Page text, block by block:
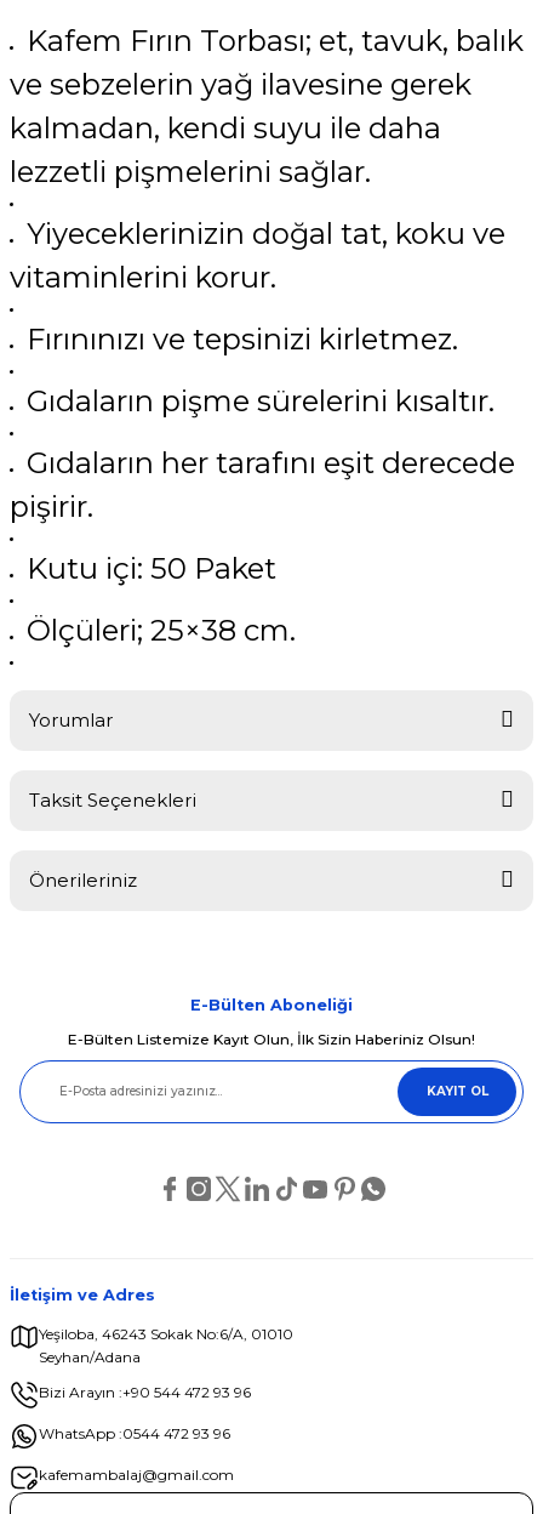
Kafem Fırın Torbası; et, tavuk, balık
ve sebzelerin yağ ilavesine gerek
kalmadan, kendi suyu ile daha
lezzetli pişmelerini sağlar.
Yiyeceklerinizin doğal tat, koku ve
vitaminlerini korur.
Fırınınızı ve tepsinizi kirletmez.
Gıdaların pişme sürelerini kısaltır.
Gıdaların her tarafını eşit derecede
pişirir.
Kutu içi: 50 Paket
Ölçüleri; 25×38 cm.
Yorumlar
Taksit Seçenekleri
Önerileriniz
Görüş ve önerileriniz için teşekkür ederiz.
Ürün resmi kalitesiz, bozuk veya görüntülenemiyor.
Ürün açıklamasında eksik bilgiler bulunuyor.
Bu ürüne benzer farklı alternatifler olmalı.
E-Bülten Aboneliği
E-Bülten Listemize Kayıt Olun, İlk Sizin Haberiniz Olsun!
KAYIT OL
İletişim ve Adres
Yeşiloba, 46243 Sokak No:6/A, 01010
Seyhan/Adana
Bizi Arayın :+90 544 472 93 96
WhatsApp :0544 472 93 96
kafemambalaj@gmail.com